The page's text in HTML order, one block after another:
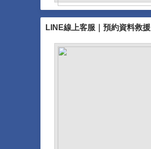
LINE線上客服｜預約資料救援